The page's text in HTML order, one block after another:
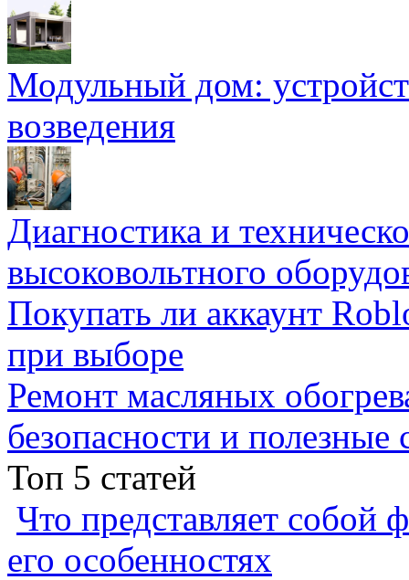
Модульный дом:
возведения
Диагностика и
высоковольтного
Покупать ли аккаунт
при выборе
Ремонт масляных
безопасности и полезные
Топ 5 статей
Что представляет собой
его особенностях